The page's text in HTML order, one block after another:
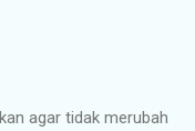
agar tidak merubah